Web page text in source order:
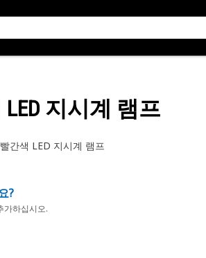
지시계 램프
간색 LED 지시계 램프
?
가하십시오.